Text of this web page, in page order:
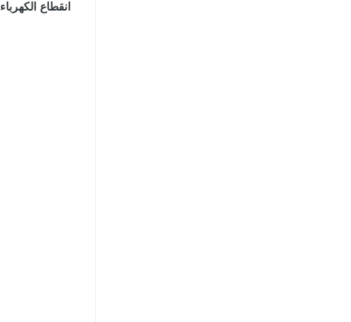
انقطاع الكهرباء